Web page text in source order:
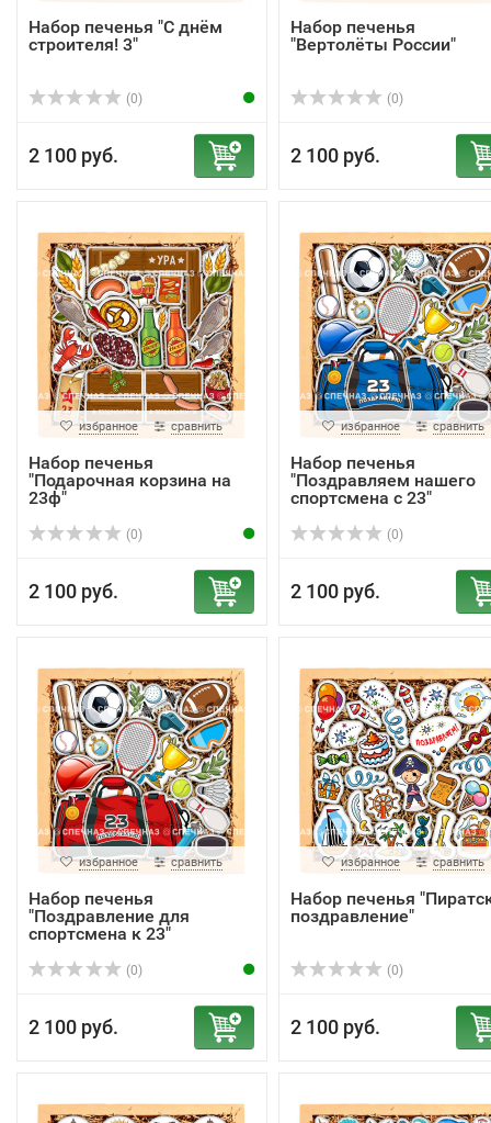
Набор печенья "С днём
строителя! 3"
(0)
2 100 руб.
Набор печенья
"Вертолёты России"
(0)
2 100 руб.
избранное сравнить
Набор печенья
"Подарочная корзина на
23ф"
(0)
2 100 руб.
избранное сравнить
Набор печенья
"Поздравляем нашего
спортсмена с 23"
(0)
2 100 руб.
избранное сравнить
Набор печенья
"Поздравление для
спортсмена к 23"
(0)
2 100 руб.
избранное сравнить
Набор печенья
поздравление"
(0)
2 100 руб.